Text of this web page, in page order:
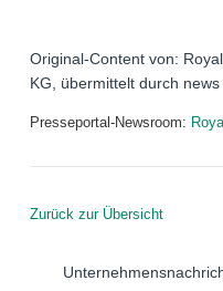
Original-Content von:
KG, übermittelt durch
Presseportal-Newsroom:
Zurück zur Übersicht